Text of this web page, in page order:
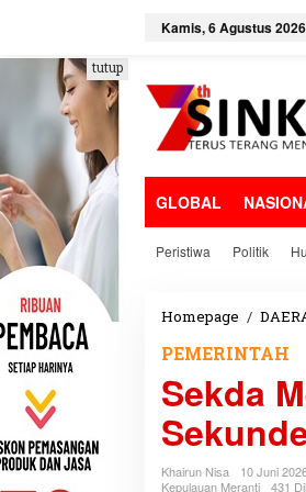
e
k
o
n
t
e
n
Kamis, 6 Agustus 2026
GLOBAL
Peristiwa Politik
tutup
Homepage /
PEMERINTAH
Sekda
Khairun Nisa
10 Juni
Kepulauan Meranti
431